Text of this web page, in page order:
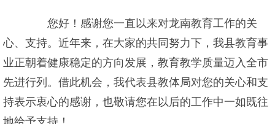
您好！感谢您一直以来对龙南教育工作的关
心、支持。近年来，在大家的共同努力下，我县教育事
业正朝着健康稳定的方向发展，教育教学质量迈入全市
先进行列。借此机会，我代表县教体局对您的关心和支
持表示衷心的感谢，也敬请您在以后的工作中一如既往
地给予支持！